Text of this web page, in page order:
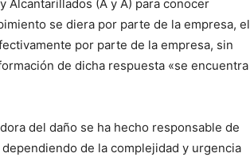
Alcantarillados (A y A) para conocer
se diera por parte de la empresa, el
por parte de la empresa, sin
de dicha respuesta «se encuentra
del daño se ha hecho responsable de
de la complejidad y urgencia